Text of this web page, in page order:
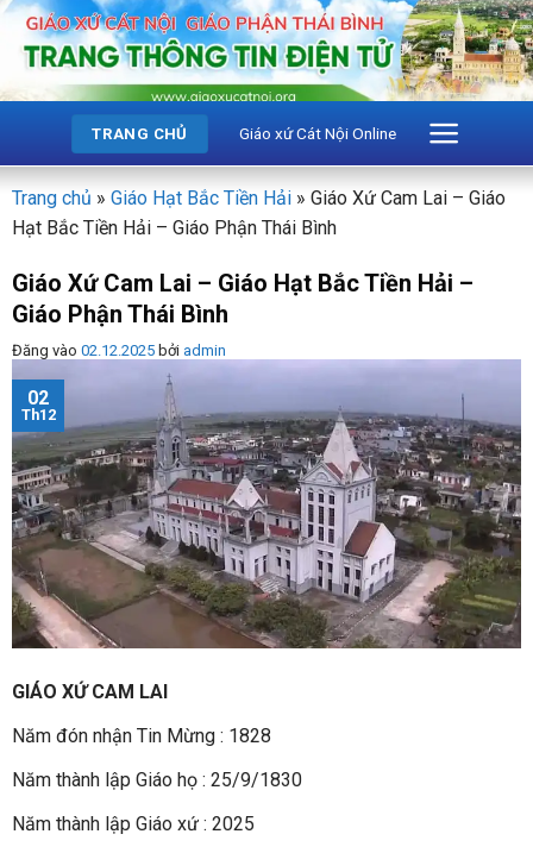
Bỏ
qua
dung
TRANG CHỦ Giáo xứ Cát Nội Online
Trang chủ » Giáo Hạt Bắc Tiền Hải » Giáo Xứ Cam Lai – Giáo
Hạt Bắc Tiền Hải – Giáo Phận Thái Bình
Giáo Xứ Cam Lai – Giáo Hạt Bắc Tiền Hải –
Giáo Phận Thái Bình
Đăng vào 02.12.2025 bởi admin
02
Th12
GIÁO XỨ CAM LAI
Năm đón nhận Tin Mừng : 1828
Năm thành lập Giáo họ : 25/9/1830
Năm thành lập Giáo xứ : 2025